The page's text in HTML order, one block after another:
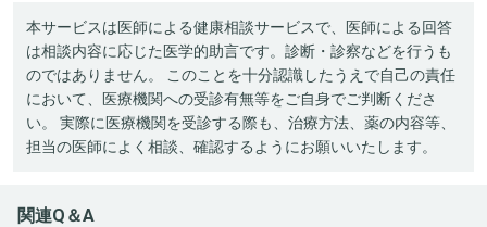
本サービスは医師による健康相談サービスで、医師による回答
は相談内容に応じた医学的助言です。診断・診察などを行うも
のではありません。 このことを十分認識したうえで自己の責任
において、医療機関への受診有無等をご自身でご判断くださ
い。 実際に医療機関を受診する際も、治療方法、薬の内容等、
担当の医師によく相談、確認するようにお願いいたします。
関連Q＆A